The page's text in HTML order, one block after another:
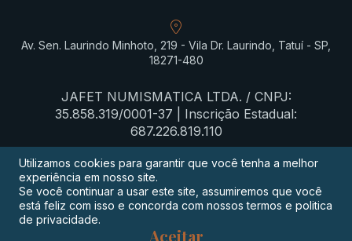
Av. Sen. Laurindo Minhoto, 219 - Vila Dr. Laurindo, Tatuí - SP,
18271-480
JAFET NUMISMATICA LTDA. / CNPJ:
35.858.319/0001-37 | Inscrição Estadual:
687.226.819.110
Termos de privacidade
Utilizamos cookies para garantir que você tenha a melhor
experiência em nosso site.
Se você continuar a usar este site, assumiremos que você
está feliz com isso e concorda com nossos termos e politica
de privacidade.
Aceitar